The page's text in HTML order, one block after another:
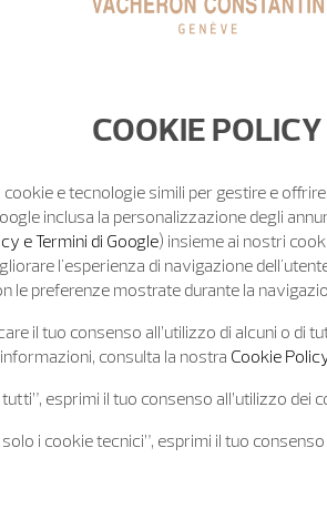
COOKIE POLICY
e tecnologie simili per gestire e
inclusa la personalizzazione degli
e Termini di Google) insieme ai nostri
l'esperienza di navigazione
le preferenze mostrate durante la
il tuo consenso all’utilizzo di alcuni o di
consulta la nostra Cookie
esprimi il tuo consenso all’utilizzo dei
i cookie tecnici”, esprimi il tuo